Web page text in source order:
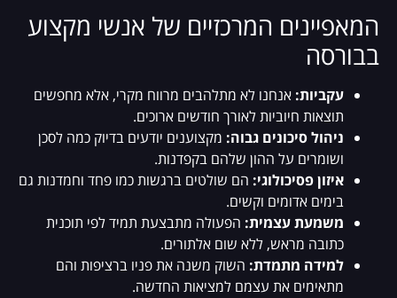
המאפיינים המרכזיים של אנשי מקצוע
בבורסה
עקביות: אנחנו לא מתלהבים מרווח מקרי, אלא מחפשים
תוצאות חיוביות לאורך חודשים ארוכים.
ניהול סיכונים גבוה: מקצוענים יודעים בדיוק כמה לסכן
ושומרים על ההון שלהם בקפדנות.
איזון פסיכולוגי: הם שולטים ברגשות כמו פחד וחמדנות גם
בימים אדומים וקשים.
משמעת עצמית: הפעולה מתבצעת תמיד לפי תוכנית
כתובה מראש, ללא שום אלתורים.
למידה מתמדת: השוק משנה את פניו ברציפות והם
מתאימים את עצמם למציאות החדשה.